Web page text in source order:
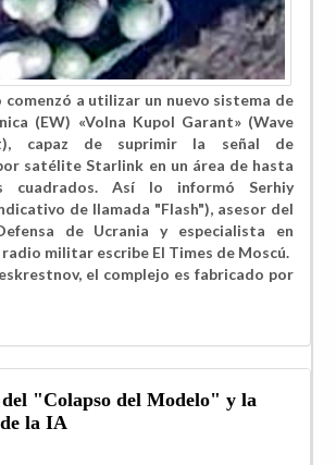
a utilizar un nuevo sistema de
(EW) «Volna Kupol Garant» (Wave
capaz de suprimir la señal de
satélite Starlink en un área de hasta
cuadrados. Así lo informó Serhiy
de llamada "Flash"), asesor del
de Ucrania y especialista en
militar escribe El Times de Moscú.
el complejo es fabricado por
"Colapso del Modelo" y la
la IA